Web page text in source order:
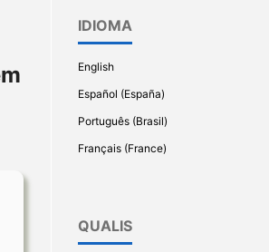
IDIOMA
English
Español (España)
Português (Brasil)
Français (France)
QUALIS